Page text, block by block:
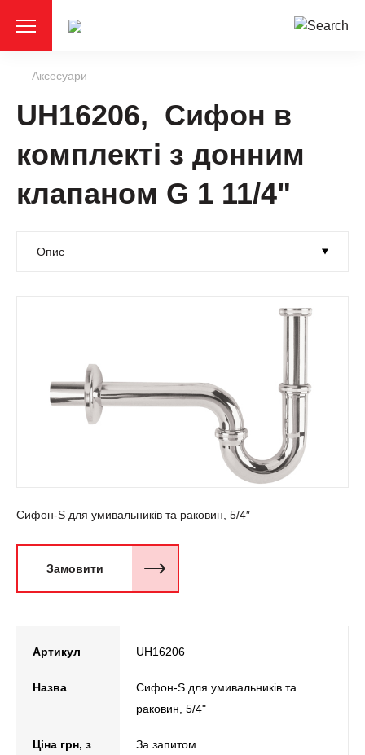
Аксесуари
UH16206, Сифон в
комплекті з донним
клапаном G 1 11/4"
Сифон-S для умивальників та раковин, 5/4″
Замовити
Артикул UH16206
Назва
Сифон-S для умивальників та
раковин, 5/4"
Ціна грн, з
За запитом